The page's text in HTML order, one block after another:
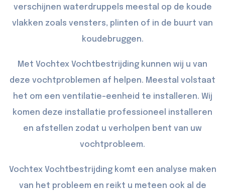
verschijnen waterdruppels meestal op de koude
vlakken zoals vensters, plinten of in de buurt van
koudebruggen.
Met Vochtex Vochtbestrijding kunnen wij u van
deze vochtproblemen af helpen. Meestal volstaat
het om een ventilatie-eenheid te installeren. Wij
komen deze installatie professioneel installeren
en afstellen zodat u verholpen bent van uw
vochtprobleem.
Vochtex Vochtbestrijding komt een analyse maken
van het probleem en reikt u meteen ook al de